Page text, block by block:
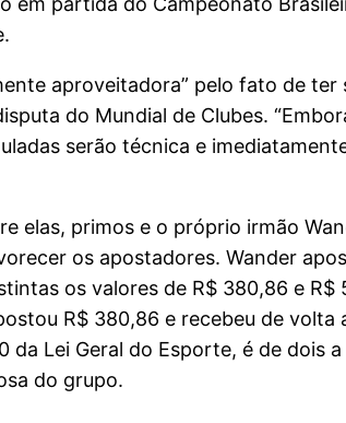
aproveitadora” pelo fato de ter
do Mundial de Clubes.
serão técnica e
elas, primos e o próprio irmão
os apostadores. Wander
os valores de R$ 380,86 e R$
R$ 380,86 e recebeu de volta
Lei Geral do Esporte, é de dois a
do grupo.